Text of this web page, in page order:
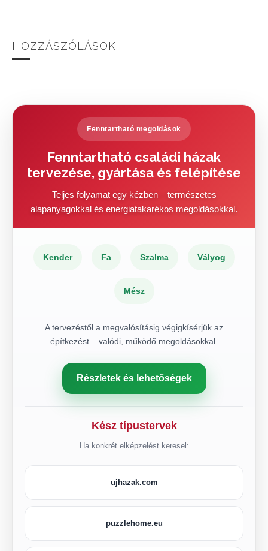
HOZZÁSZÓLÁSOK
Fenntartható megoldások
Fenntartható családi házak
tervezése, gyártása és felépítése
Teljes folyamat egy kézben – természetes
alapanyagokkal és energiatakarékos megoldásokkal.
Kender Fa Szalma Vályog
Mész
A tervezéstől a megvalósításig végigkísérjük az
építkezést – valódi, működő megoldásokkal.
Részletek és lehetőségek
Kész típustervek
Ha konkrét elképzelést keresel:
ujhazak.com
puzzlehome.eu